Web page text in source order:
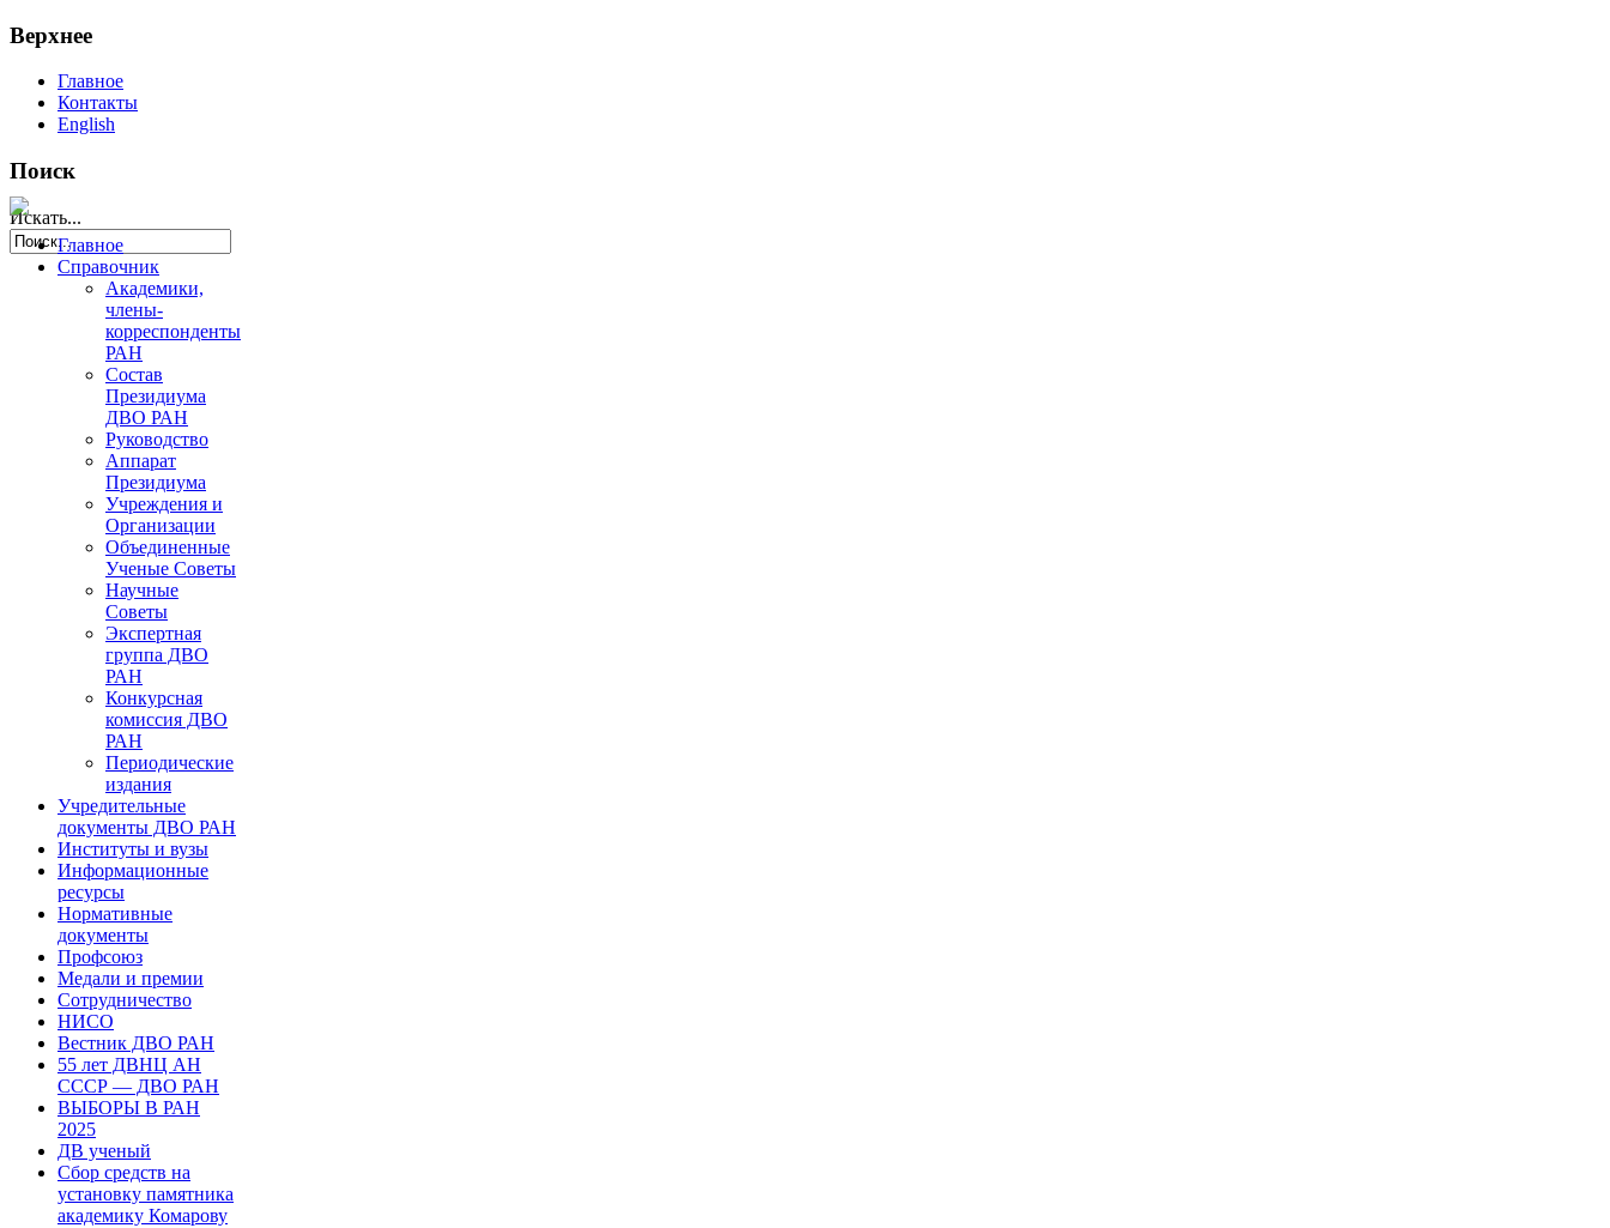
Верхнее
Главное
Контакты
English
Поиск
Искать...
Главное
Справочник
Академики,
члены-
корреспонденты
РАН
Состав
Президиума
ДВО РАН
Руководство
Аппарат
Президиума
Учреждения и
Организации
Объединенные
Ученые Советы
Научные
Советы
Экспертная
группа ДВО
РАН
Конкурсная
комиссия ДВО
РАН
Периодические
издания
Учредительные
документы ДВО РАН
Институты и вузы
Информационные
ресурсы
Нормативные
документы
Профсоюз
Медали и премии
Сотрудничество
НИСО
Вестник ДВО РАН
55 лет ДВНЦ АН
СССР — ДВО РАН
ВЫБОРЫ В РАН
2025
ДВ ученый
Сбор средств на
установку памятника
академику Комарову